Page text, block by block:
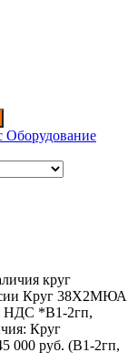
Оборудование
круг
Круг 38Х2МЮА
НДС *В1-2гп,
Круг
000 руб. (В1-2гп,